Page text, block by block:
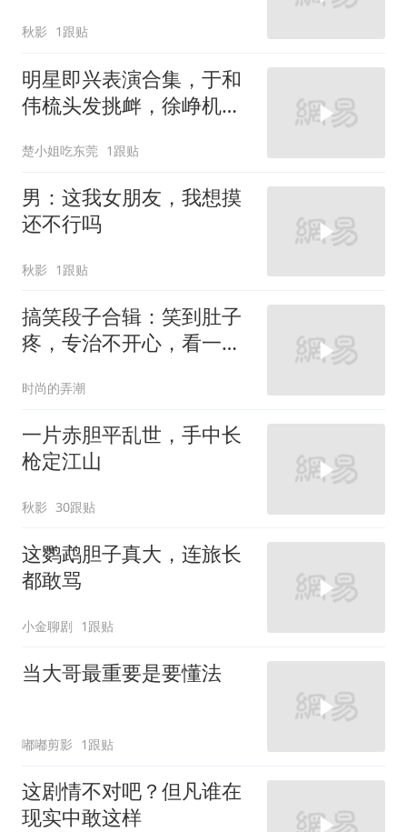
秋影 1跟贴
明星即兴表演合集，于和
伟梳头发挑衅，徐峥机智
楚小姐吃东莞 1跟贴
男：这我女朋友，我想摸
还不行吗
秋影 1跟贴
搞笑段子合辑：笑到肚子
疼，专治不开心，看一遍
时尚的弄潮
一片赤胆平乱世，手中长
枪定江山
秋影 30跟贴
这鹦鹉胆子真大，连旅长
都敢骂
小金聊剧 1跟贴
当大哥最重要是要懂法
嘟嘟剪影 1跟贴
这剧情不对吧？但凡谁在
现实中敢这样